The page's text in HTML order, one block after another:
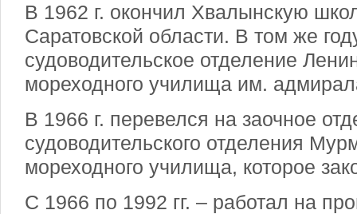
В 1962 г. окончил Хвалынскую
Саратовской области. В том же
судоводительское отделение
мореходного училища им.
В 1966 г. перевелся на заочное
судоводительского отделения
мореходного училища, которое
С 1966 по 1992 гг. – работал на